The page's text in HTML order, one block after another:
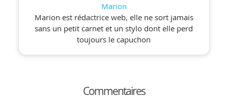
Marion
Marion est rédactrice web, elle ne sort jamais
sans un petit carnet et un stylo dont elle perd
toujours le capuchon
Commentaires